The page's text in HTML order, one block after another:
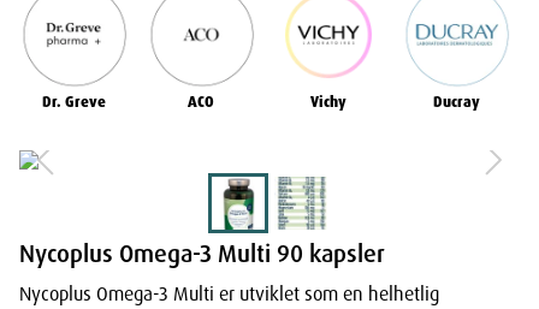
Dr. Greve ACO Vichy Ducray
Nycoplus Omega-3 Multi 90 kapsler
Nycoplus Omega-3 Multi er utviklet som en helhetlig